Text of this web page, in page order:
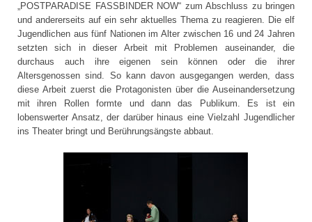
„POSTPARADISE FASSBINDER NOW“ zum Abschluss zu bringen
und andererseits auf ein sehr aktuelles Thema zu reagieren. Die elf
Jugendlichen aus fünf Nationen im Alter zwischen 16 und 24 Jahren
setzten sich in dieser Arbeit mit Problemen auseinander, die
durchaus auch ihre eigenen sein können oder die ihrer
Altersgenossen sind. So kann davon ausgegangen werden, dass
diese Arbeit zuerst die Protagonisten über die Auseinandersetzung
mit ihren Rollen formte und dann das Publikum. Es ist ein
lobenswerter Ansatz, der darüber hinaus eine Vielzahl Jugendlicher
ins Theater bringt und Berührungsängste abbaut.